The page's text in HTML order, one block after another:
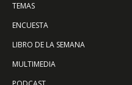
TEMAS
ENCUESTA
LIBRO DE LA SEMANA
MULTIMEDIA